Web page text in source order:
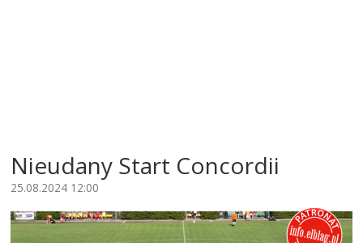
Nieudany Start Concordii
25.08.2024 12:00